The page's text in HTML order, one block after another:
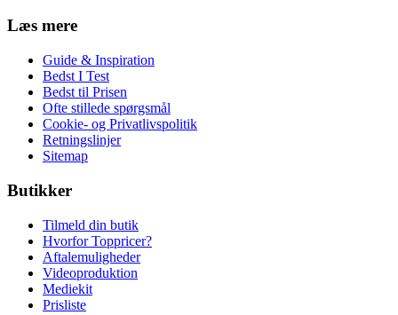
Læs mere
Guide & Inspiration
Bedst I Test
Bedst til Prisen
Ofte stillede spørgsmål
Cookie- og Privatlivspolitik
Retningslinjer
Sitemap
Butikker
Tilmeld din butik
Hvorfor Toppricer?
Aftalemuligheder
Videoproduktion
Mediekit
Prisliste